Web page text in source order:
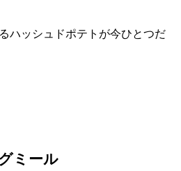
ハッシュドポテトが今ひとつだ
ミール